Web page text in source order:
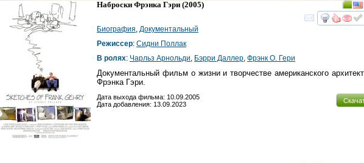
Наброски Фрэнка Гэри (2005)
Биография, Документальный
Режиссер: Сидни Поллак
В ролях: Чарльз Арнольди, Бэрри Даллер, Фрэнк О. Гери
Документальный фильм о жизни и творчестве американского
Фрэнка Гэри.
Дата выхода фильма: 10.09.2005
Дата добавления: 13.09.2023